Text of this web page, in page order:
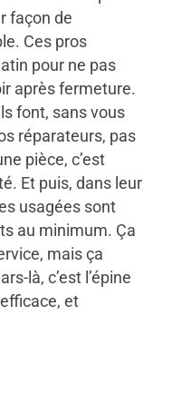
façon de
Ces pros
pour ne pas
après fermeture.
font, sans vous
réparateurs, pas
pièce, c’est
Et puis, dans leur
usagées sont
au minimum. Ça
mais ça
là, c’est l’épine
et